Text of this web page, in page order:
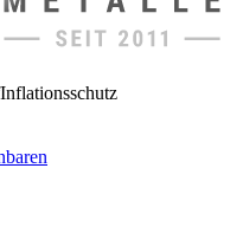
Inflationsschutz